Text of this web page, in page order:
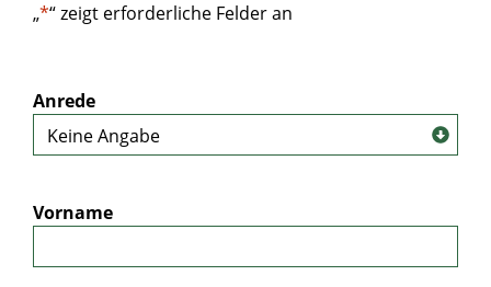
„*“ zeigt erforderliche Felder an
Anrede
Vorname